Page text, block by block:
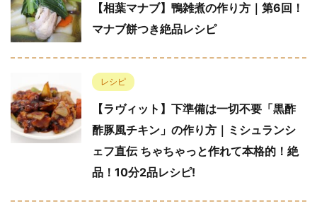
【相葉マナブ】鴨雑煮の作り方｜第6回！
マナブ餅つき絶品レシピ
レシピ
【ラヴィット】下準備は一切不要「黒酢
酢豚風チキン」の作り方｜ミシュランシ
ェフ直伝 ちゃちゃっと作れて本格的！絶
品！10分2品レシピ!